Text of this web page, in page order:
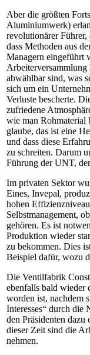
Aber die größten
Aluminiumwerk)
revolutionärer Führer,
dass Methoden aus
Managern eingeführt
abwählbar sind, was
sich um ein
Verluste bescherte.
zufriedene
wie man Rohmaterial
glaube, das ist eine
und dass diese
zu schreiten. Darum
Führung der UNT,
Im privaten Sektor
Eines, Invepal,
hohen
Selbstmanagement,
gehören. Es ist
Produktion wieder
zu bekommen. Dies
Beispiel dafür, wozu
Die Ventilfabrik
ebenfalls bald wieder
worden ist, nachdem
Interesses“ durch die
den Präsidenten
dieser Zeit sind die
nehmen.